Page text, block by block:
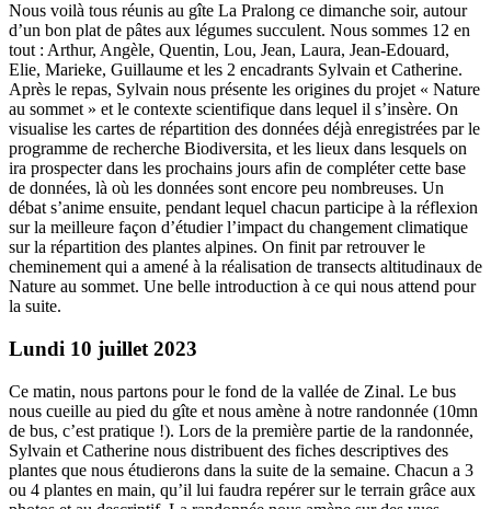
Nous voilà tous réunis au gîte La Pralong ce dimanche soir, autour
d’un bon plat de pâtes aux légumes succulent. Nous sommes 12 en
tout : Arthur, Angèle, Quentin, Lou, Jean, Laura, Jean-Edouard,
Elie, Marieke, Guillaume et les 2 encadrants Sylvain et Catherine.
Après le repas, Sylvain nous présente les origines du projet « Nature
au sommet » et le contexte scientifique dans lequel il s’insère. On
visualise les cartes de répartition des données déjà enregistrées par le
programme de recherche Biodiversita, et les lieux dans lesquels on
ira prospecter dans les prochains jours afin de compléter cette base
de données, là où les données sont encore peu nombreuses. Un
débat s’anime ensuite, pendant lequel chacun participe à la réflexion
sur la meilleure façon d’étudier l’impact du changement climatique
sur la répartition des plantes alpines. On finit par retrouver le
cheminement qui a amené à la réalisation de transects altitudinaux de
Nature au sommet. Une belle introduction à ce qui nous attend pour
la suite.
Lundi 10 juillet 2023
Ce matin, nous partons pour le fond de la vallée de Zinal. Le bus
nous cueille au pied du gîte et nous amène à notre randonnée (10mn
de bus, c’est pratique !). Lors de la première partie de la randonnée,
Sylvain et Catherine nous distribuent des fiches descriptives des
plantes que nous étudierons dans la suite de la semaine. Chacun a 3
ou 4 plantes en main, qu’il lui faudra repérer sur le terrain grâce aux